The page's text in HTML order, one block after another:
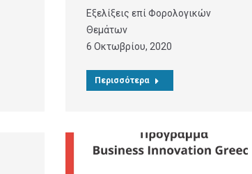
Εξελίξεις επί Φορολογικών
Θεμάτων
6 Οκτωβρίου, 2020
Περισσότερα